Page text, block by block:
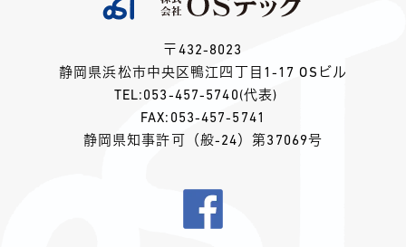
〒432-8023
静岡県浜松市中央区鴨江四丁目1-17 OSビル
TEL: 053-457-5740 (代表)
FAX:053-457-5741
静岡県知事許可（般-24）第37069号